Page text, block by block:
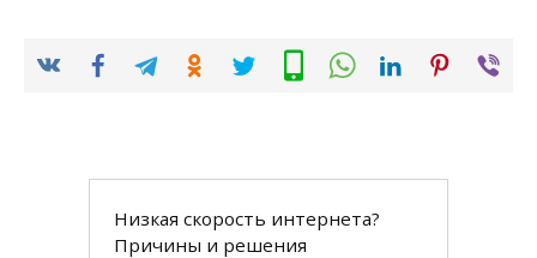
Низкая скорость интернета?
Причины и решения